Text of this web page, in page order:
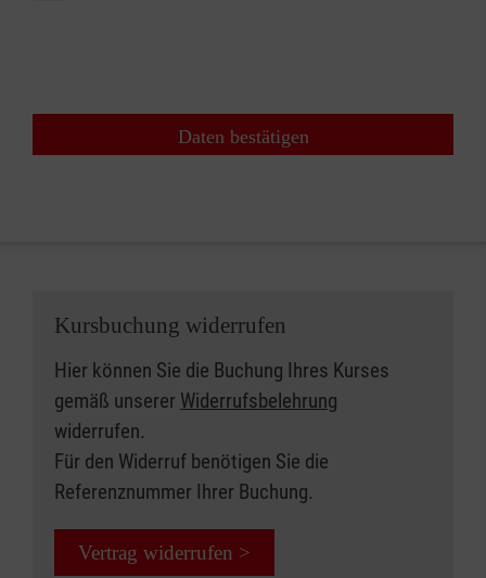
Daten bestätigen
Kursbuchung widerrufen
Hier können Sie die Buchung Ihres Kurses
gemäß unserer Widerrufsbelehrung
widerrufen.
Für den Widerruf benötigen Sie die
Referenznummer Ihrer Buchung.
Vertrag widerrufen >